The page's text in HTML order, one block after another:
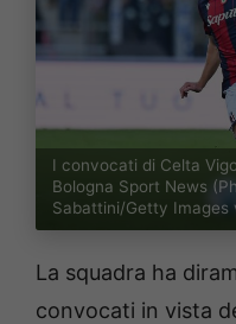
I convocati di Celta
Bologna Sport News
Sabattini/Getty Images
La squadra ha
convocati in vista